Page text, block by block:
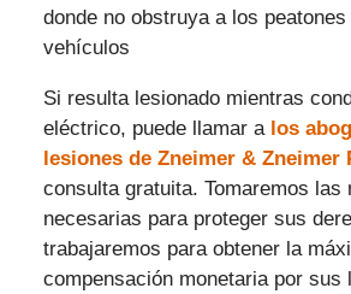
donde no obstruya a los
vehículos
Si resulta lesionado mientras
eléctrico, puede llamar a los
lesiones de Zneimer & Zneimer
consulta gratuita. Tomaremos las
necesarias para proteger sus
trabajaremos para obtener la
compensación monetaria por sus